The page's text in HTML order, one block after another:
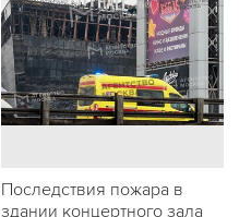
Последствия пожара в
здании концертного зала